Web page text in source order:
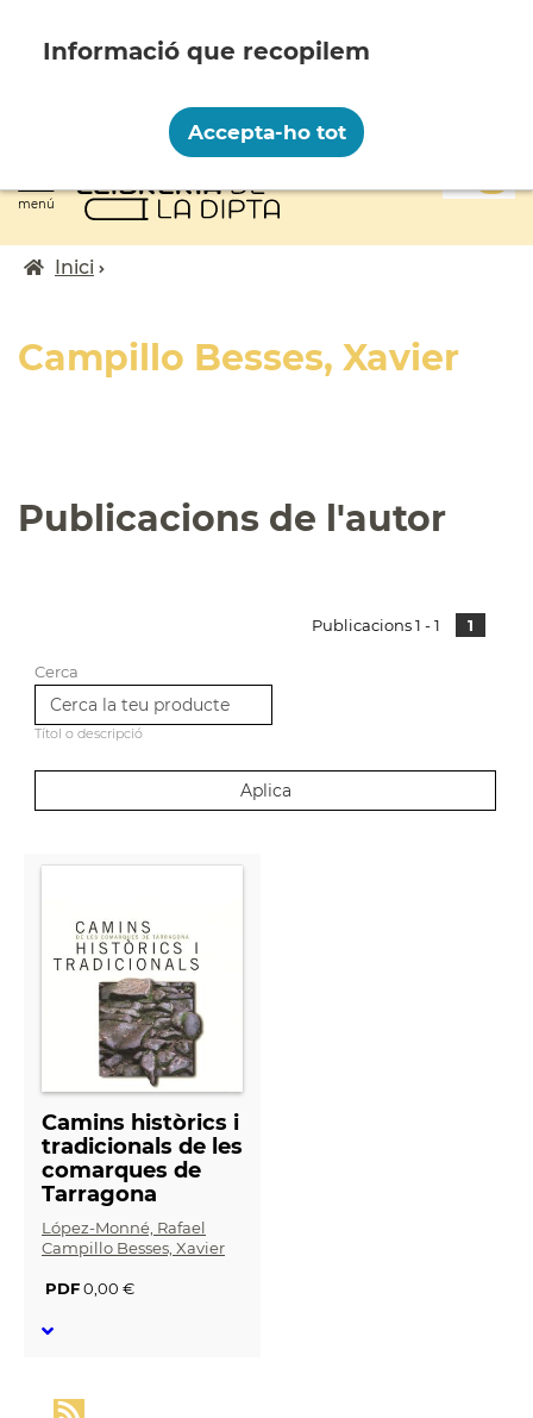
contingut
menú
Fil
Inici
Campillo Besses, Xavier
Publicacions de l'autor
Publicacions 1 - 1 1
Cerca
Títol o descripció
Camins històrics i
tradicionals de les
comarques de
Tarragona
López-Monné, Rafael
Campillo Besses, Xavier
PDF0,00 €
personal amb les següents finalitats:
Funcionalitat, Analítica.
Més informació
Canviar preferències
Accepta-ho tot